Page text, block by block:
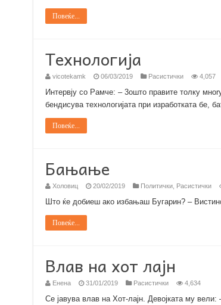
Повеќе...
Технологија
vicotekamk 06/03/2019 Расистички 4,057
Интервју со Рамче: – 3ошто правите толку
бендисува технологијата при изработката бе,
Повеќе...
Бањање
Холовиц 20/02/2019 Политички, Расистички
Што ќе добиеш ако избањаш Бугарин? –
Повеќе...
Влав на хот лајн
Енена 31/01/2019 Расистички 4,634
Се јавува влав на Хот-лајн. Девојката му